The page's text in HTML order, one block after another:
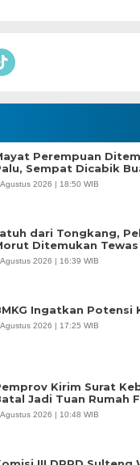
Perempuan
Sempat Dicabik
2026 | 18:50 WIB
dari Tongkang,
Ditemukan Tewas
2026 | 16:39 WIB
Ingatkan Potensi
2026 | 17:25 WIB
Kirim Surat
Jadi Tuan Rumah
2026 | 10:48 WIB